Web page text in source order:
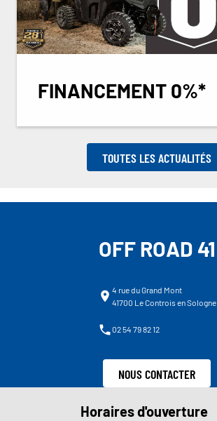
FINANCEMENT 0%*
TOUTES LES ACTUALITÉS
OFF ROAD 41
4 rue du Grand Mont
41700 Le Controis en Sologne
02 54 79 82 12
NOUS CONTACTER
Horaires d'ouverture